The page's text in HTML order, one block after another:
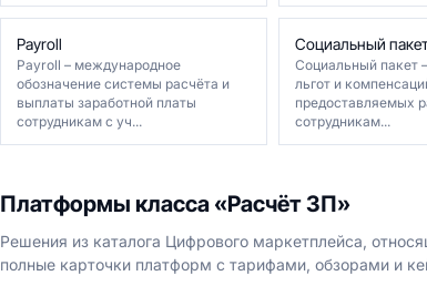
Payroll
Payroll – международное
обозначение системы расчёта и
выплаты заработной платы
сотрудникам с уч...
Социальный
Социальный пакет
льгот и
предоставляемых
сотрудникам...
Платформы класса «Расчёт ЗП»
Решения из каталога Цифрового маркетплейса,
полные карточки платформ с тарифами, обзорами и